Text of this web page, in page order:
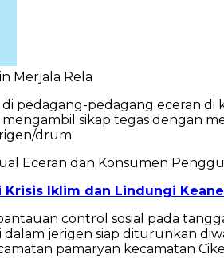
Merjala Rela
pedagang-pedagang eceran
sikap tegas dengan
drum.
Eceran dan Konsumen
Iklim dan Lindungi
control sosial pada
jerigen siap diturunkan
pamaryan kecamatan